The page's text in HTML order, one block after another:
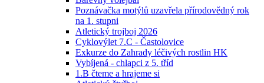
Poznávačka motýlů uzavřela přírodovědný rok
na 1. stupni
Atletický trojboj 2026
Cyklovýlet 7.C - Častolovice
Exkurze do Zahrady léčivých rostlin HK
Vybíjená - chlapci z 5. tříd
1.B čteme a hrajeme si